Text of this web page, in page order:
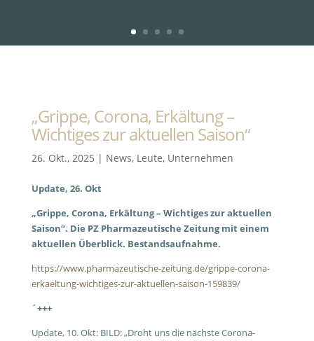
„Grippe, Corona, Erkältung –
Wichtiges zur aktuellen Saison“
26. Okt., 2025 | News, Leute, Unternehmen
Update, 26. Okt
„Grippe, Corona, Erkältung – Wichtiges zur aktuellen
Saison“. Die PZ Pharmazeutische Zeitung mit einem
aktuellen Überblick. Bestandsaufnahme.
https://www.pharmazeutische-zeitung.de/grippe-corona-
erkaeltung-wichtiges-zur-aktuellen-saison-159839/
´+++
Update, 10. Okt: BILD: „Droht uns die nächste Corona-